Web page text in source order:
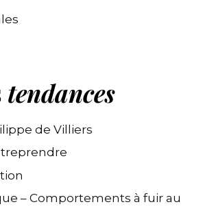
tendances
de Villiers
– Comportements à fuir au